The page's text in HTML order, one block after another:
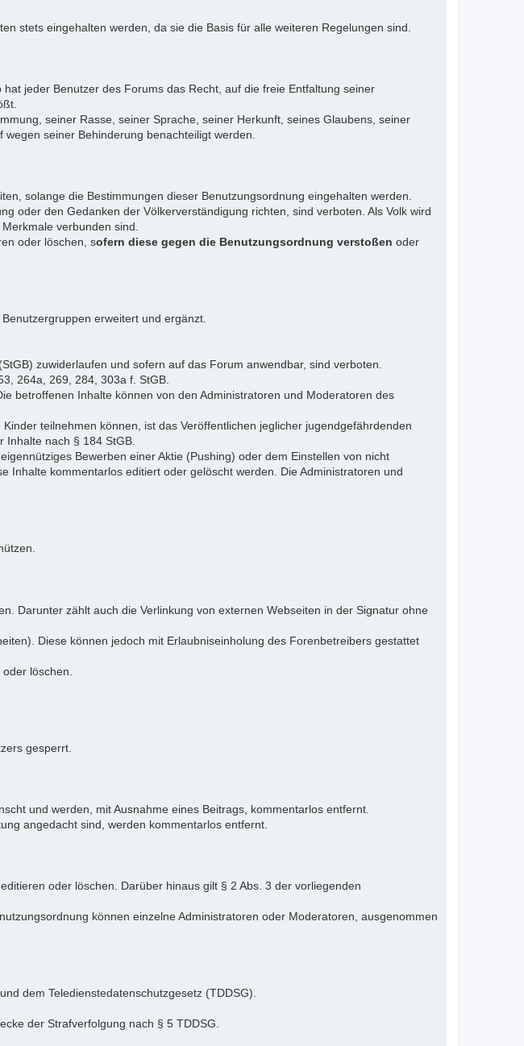
stets eingehalten werden, da sie die Basis für alle weiteren Regelungen sind.
jeder Benutzer des Forums das Recht, auf die freie Entfaltung seiner
seiner Rasse, seiner Sprache, seiner Herkunft, seines Glaubens, seiner
seiner Behinderung benachteiligt werden.
solange die Bestimmungen dieser Benutzungsordnung eingehalten werden.
oder den Gedanken der Völkerverständigung richten, sind verboten. Als Volk wird
verbunden sind.
oder löschen, sofern diese gegen die Benutzungsordnung verstoßen oder
erweitert und ergänzt.
zuwiderlaufen und sofern auf das Forum anwendbar, sind verboten.
264a, 269, 284, 303a f. StGB.
betroffenen Inhalte können von den Administratoren und Moderatoren des
teilnehmen können, ist das Veröffentlichen jeglicher jugendgefährdenden
nach § 184 StGB.
Bewerben einer Aktie (Pushing) oder dem Einstellen von nicht
kommentarlos editiert oder gelöscht werden. Die Administratoren und
Darunter zählt auch die Verlinkung von externen Webseiten in der Signatur ohne
Diese können jedoch mit Erlaubniseinholung des Forenbetreibers gestattet
löschen.
gesperrt.
und werden, mit Ausnahme eines Beitrags, kommentarlos entfernt.
angedacht sind, werden kommentarlos entfernt.
oder löschen. Darüber hinaus gilt § 2 Abs. 3 der vorliegenden
können einzelne Administratoren oder Moderatoren, ausgenommen
dem Teledienstedatenschutzgesetz (TDDSG).
der Strafverfolgung nach § 5 TDDSG.